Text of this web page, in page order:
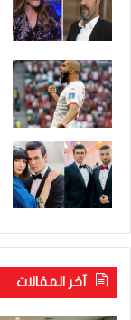
آخر المقالات